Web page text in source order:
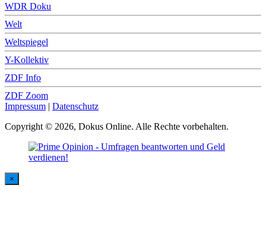
WDR Doku
Welt
Weltspiegel
Y-Kollektiv
ZDF Info
ZDF Zoom
Impressum | Datenschutz
Copyright © 2026, Dokus Online. Alle Rechte vorbehalten.
×